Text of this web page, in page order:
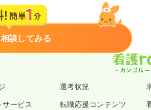
談してみる
選考状況
サービス 転職応援コンテンツ